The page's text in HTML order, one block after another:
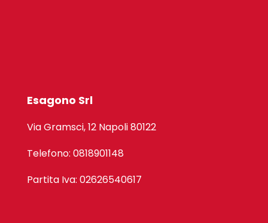
Esagono Srl
Via Gramsci, 12 Napoli 80122
Telefono: 0818901148
Partita Iva: 02626540617